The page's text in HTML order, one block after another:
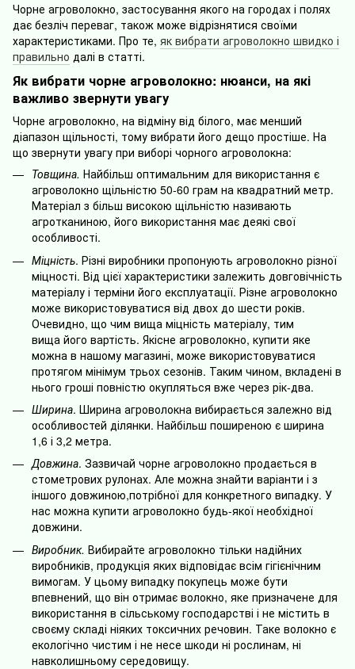
Чорне агроволокно, застосування якого на городах і полях
дає безліч переваг, також може відрізнятися своїми
характеристиками. Про те, як вибрати агроволокно швидко і
правильно далі в статті.
Як вибрати чорне агроволокно: нюанси, на які
важливо звернути увагу
Чорне агроволокно, на відміну від білого, має менший
діапазон щільності, тому вибрати його дещо простіше. На
що звернути увагу при виборі чорного агроволокна:
Товщина. Найбільш оптимальним для використання є
агроволокно щільністю 50-60 грам на квадратний метр.
Матеріал з більш високою щільністю називають
агротканиною, його використання має деякі свої
особливості.
Міцність. Різні виробники пропонують агроволокно різної
міцності. Від цієї характеристики залежить довговічність
матеріалу і терміни його експлуатації. Різне агроволокно
може використовуватися від двох до шести років.
Очевидно, що чим вища міцність матеріалу, тим
вища його вартість. Якісне агроволокно, купити яке
можна в нашому магазині, може використовуватися
протягом мінімум трьох сезонів. Таким чином, вкладені в
нього гроші повністю окупляться вже через рік-два.
Ширина. Ширина агроволокна вибирається залежно від
особливостей ділянки. Найбільш поширеною є ширина
1,6 і 3,2 метра.
Довжина. Зазвичай чорне агроволокно продається в
стометрових рулонах. Але можна знайти варіанти і з
іншого довжиною,потрібної для конкретного випадку. У
нас можна купити агроволокно будь-якої необхідної
довжини.
Виробник. Вибирайте агроволокно тільки надійних
виробників, продукція яких відповідає всім гігієнічним
вимогам. У цьому випадку покупець може бути
впевнений, що він отримає волокно, яке призначене для
використання в сільському господарстві і не містить в
своєму складі ніяких токсичних речовин. Таке волокно є
екологічно чистим і не несе шкоди ні рослинам, ні
навколишньому середовищу.